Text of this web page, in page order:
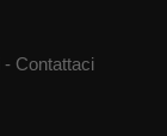
- Contattaci